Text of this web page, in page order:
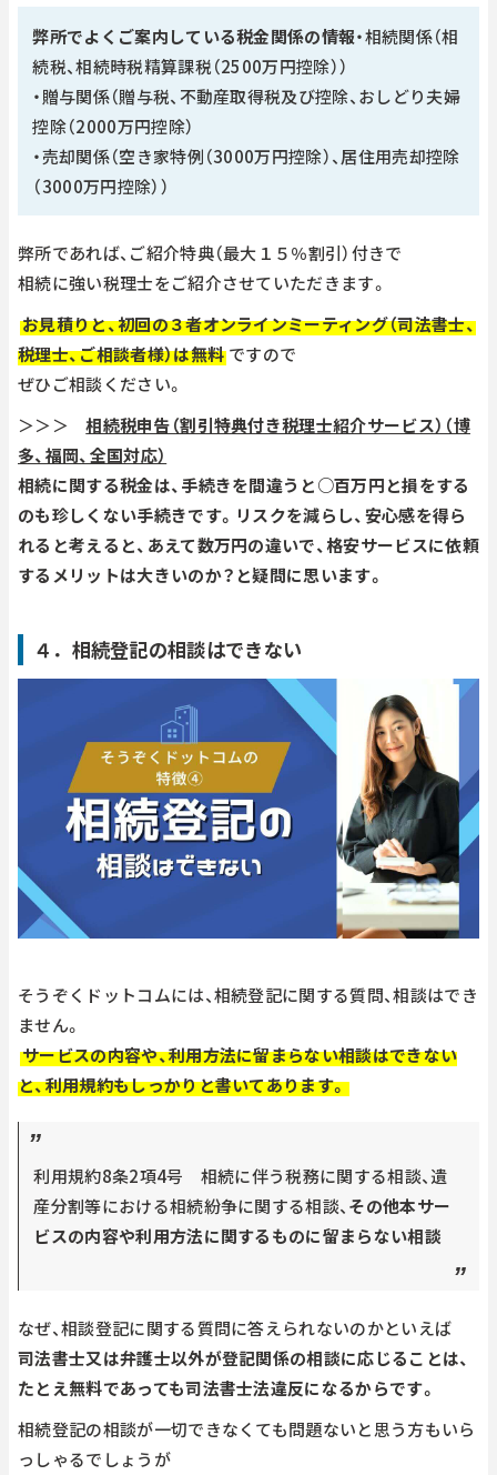
弊所でよくご案内している税金関係の情報・相続関係（相
続税、相続時税精算課税（2500万円控除））
・贈与関係（贈与税、不動産取得税及び控除、おしどり夫婦
控除（2000万円控除）
・売却関係（空き家特例（3000万円控除）、居住用売却控除
（3000万円控除））
弊所であれば、ご紹介特典（最大１５％割引）付きで
相続に強い税理士をご紹介させていただきます。
お見積りと、初回の３者オンラインミーティング（司法書士、
税理士、ご相談者様）は無料 ですので
ぜひご相談ください。
＞＞＞相続税申告（割引特典付き税理士紹介サービス）（博
多、福岡、全国対応）
相続に関する税金は、手続きを間違うと○百万円と損をする
のも珍しくない手続きです。リスクを減らし、安心感を得ら
れると考えると、あえて数万円の違いで、格安サービスに依頼
するメリットは大きいのか？と疑問に思います。
４．相続登記の相談はできない
そうぞくドットコムには、相続登記に関する質問、相談はでき
ません。
サービスの内容や、利用方法に留まらない相談はできない
と、利用規約もしっかりと書いてあります。
利用規約8条2項4号 相続に伴う税務に関する相談、遺
産分割等における相続紛争に関する相談、 その他本サー
ビスの内容や利用方法に関するものに留まらない相談
なぜ、相談登記に関する質問に答えられないのかといえば
司法書士又は弁護士以外が登記関係の相談に応じることは、
たとえ無料であっても司法書士法違反になるからです。
相続登記の相談が一切できなくても問題ないと思う方もいら
っしゃるでしょうが